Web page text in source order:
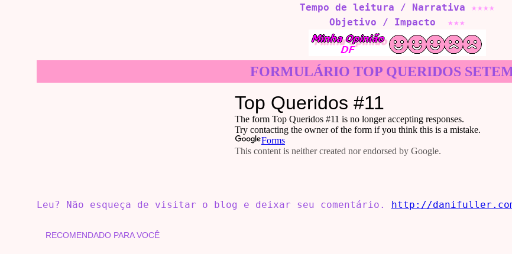
Tempo de leitura / Narrativa ★★★★
Objetivo / Impacto ★★★
FORMULÁRIO TOP QUERIDOS
Leu? Não esqueça de visitar o blog e deixar seu comentário. http://
RECOMENDADO PARA VOCÊ